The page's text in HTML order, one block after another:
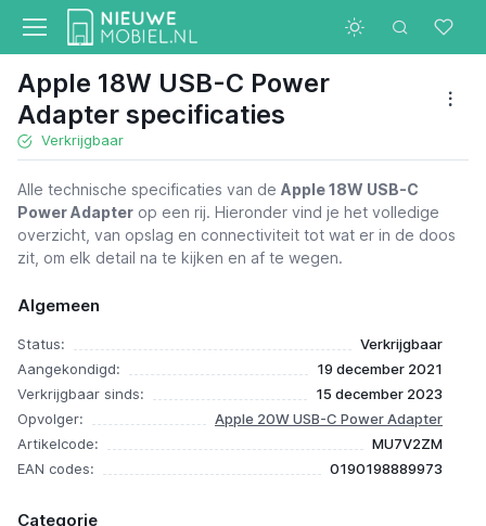
Apple 18W USB-C Power
Adapter specificaties
Verkrijgbaar
Alle technische specificaties van de Apple 18W USB-C
Power Adapter op een rij. Hieronder vind je het volledige
overzicht, van opslag en connectiviteit tot wat er in de doos
zit, om elk detail na te kijken en af te wegen.
Algemeen
Status:
Verkrijgbaar
Aangekondigd:
19 december 2021
Verkrijgbaar sinds:
15 december 2023
Opvolger:
Apple 20W USB-C Power Adapter
Artikelcode:
MU7V2ZM
EAN codes:
0190198889973
Categorie